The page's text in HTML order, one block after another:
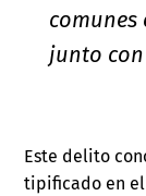
comunes
junto
Este delito
tipificado en el